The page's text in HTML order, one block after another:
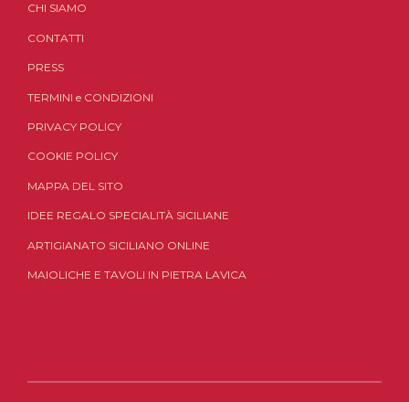
CHI SIAMO
CONTATTI
PRESS
TERMINI e CONDIZIONI
PRIVACY POLICY
COOKIE POLICY
MAPPA DEL SITO
IDEE REGALO SPECIALITÀ SICILIANE
ARTIGIANATO SICILIANO ONLINE
MAIOLICHE E TAVOLI IN PIETRA LAVICA